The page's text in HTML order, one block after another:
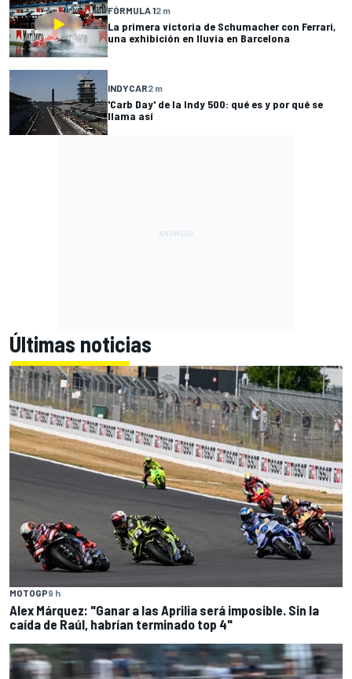
FÓRMULA 12 m
La primera victoria de Schumacher con Ferrari,
una exhibición en lluvia en Barcelona
INDYCAR2 m
'Carb Day' de la Indy 500: qué es y por qué se
llama así
Últimas noticias
MOTOGP9 h
Alex Márquez: "Ganar a las Aprilia será imposible. Sin la
caída de Raúl, habrían terminado top 4"